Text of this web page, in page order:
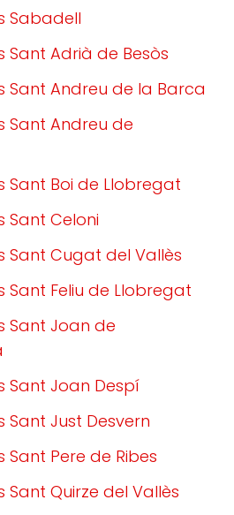
Sabadell
Sant Adrià de Besòs
Sant Andreu de la Barca
Sant Andreu de
Sant Boi de Llobregat
Sant Celoni
Sant Cugat del Vallès
Sant Feliu de Llobregat
Sant Joan de
Sant Joan Despí
Sant Just Desvern
Sant Pere de Ribes
Sant Quirze del Vallès